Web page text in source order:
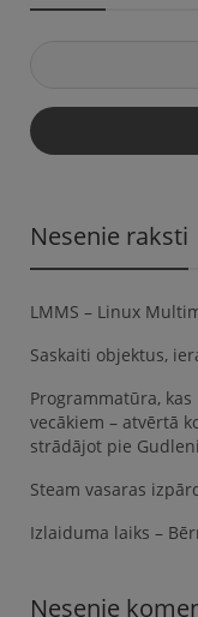
Nesenie raksti
LMMS – Linux
Saskaiti objektus,
Programmatūra,
vecākiem – atvērtā
strādājot pie
Steam vasaras
Izlaiduma laiks –
Nesenie